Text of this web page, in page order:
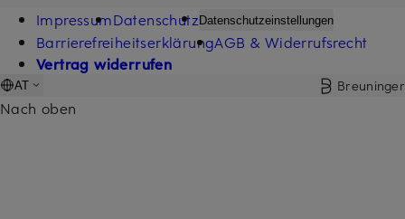
ImpressumDatenschutzDatenschutzeinstellungen
BarrierefreiheitserklärungAGB & Widerrufsrecht
Vertrag widerrufen
AT Breuninger
Nach oben